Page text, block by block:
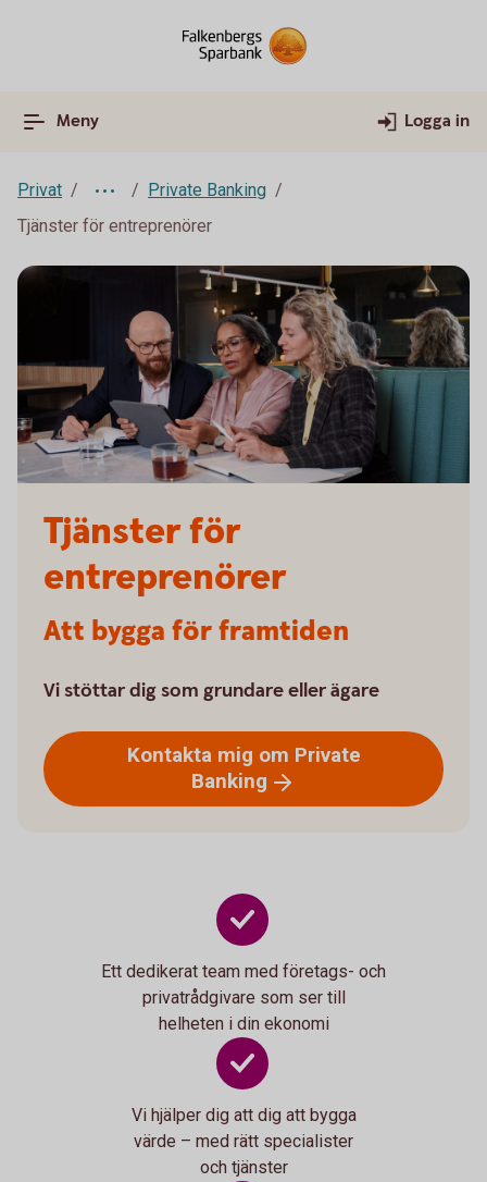
Meny Logga in
Privat
Private Banking
Tjänster för entreprenörer
Tjänster för
entreprenörer
Att bygga för framtiden
Vi stöttar dig som grundare eller ägare
Kontakta mig om Private
Banking
Ett dedikerat team med företags- och
privatrådgivare som ser till
helheten i din ekonomi
Vi hjälper dig att dig att bygga
värde – med rätt specialister
och tjänster